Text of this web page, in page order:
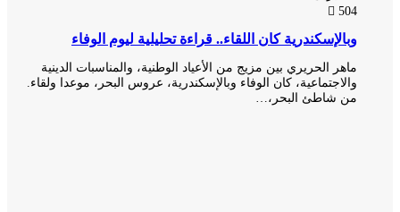
وبالإسكندرية كان اللقاء.. قراءة تحليلية ليوم الوفاء
ماهر الحريري بين مزيج من الأعياد الوطنية، والمناسبات الدينية
والاجتماعية، كان الوفاء وبالإسكندرية، عروس البحر، موعدا ولقاء.
من شاطئ البحر،…